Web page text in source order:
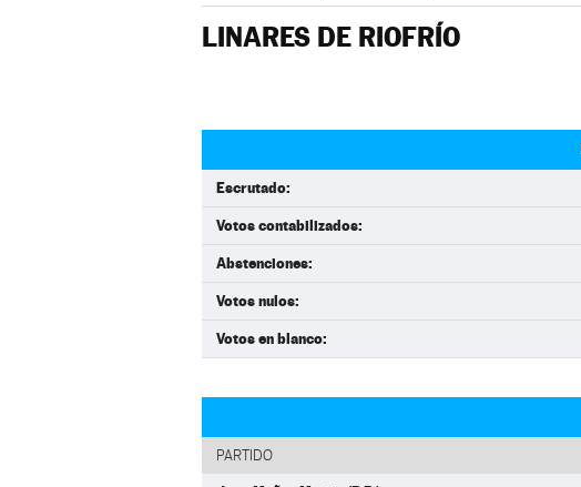
LINARES DE RIOFRÍO
Escrutado:
Votos contabilizados:
Abstenciones:
Votos nulos:
Votos en blanco:
PARTIDO